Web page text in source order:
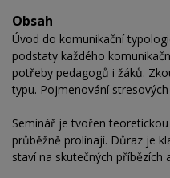
Obsah
Úvod do komunikační
podstaty každého
potřeby pedagogů i žáků.
typu. Pojmenování
Seminář je tvořen
průběžně prolínají. Důraz je
staví na skutečných příbězích